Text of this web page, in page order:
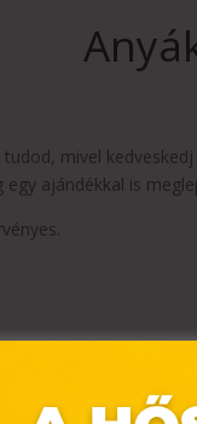
mivel
ajándékkal is